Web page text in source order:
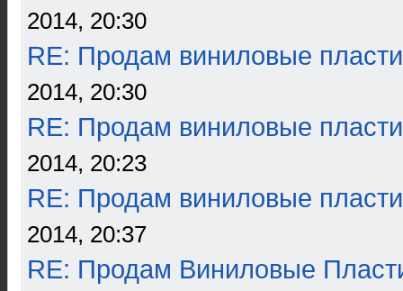
2014, 20:30
RE: Продам виниловые
2014, 20:30
RE: Продам виниловые
2014, 20:23
RE: Продам виниловые
2014, 20:37
RE: Продам Виниловые